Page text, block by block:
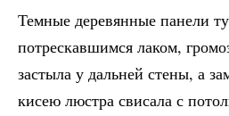
Темные деревянные панели
потрескавшимся лаком,
застыла у дальней стены, а
кисею люстра свисала с